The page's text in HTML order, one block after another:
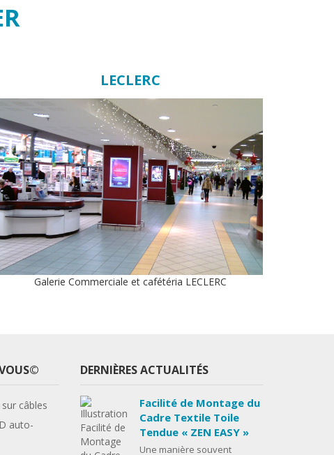
LECLERC
Galerie Commerciale et cafétéria LECLERC
câbles
auto-
DERNIÈRES ACTUALITÉS
Facilité de Montage du
Cadre Textile Toile
Tendue « ZEN EASY »
Une manière souvent